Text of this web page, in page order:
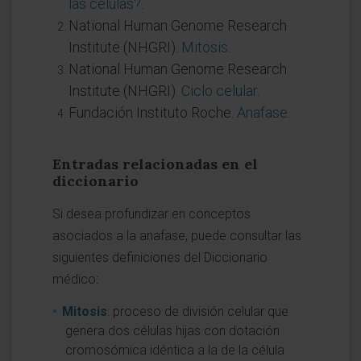
las células?
National Human Genome Research
Institute (NHGRI). Mitosis
National Human Genome Research
Institute (NHGRI). Ciclo celular
Fundación Instituto Roche. Anafase
Entradas relacionadas en el
diccionario
Si desea profundizar en conceptos
asociados a la anafase, puede consultar las
siguientes definiciones del Diccionario
médico:
Mitosis: proceso de división celular que
genera dos células hijas con dotación
cromosómica idéntica a la de la célula